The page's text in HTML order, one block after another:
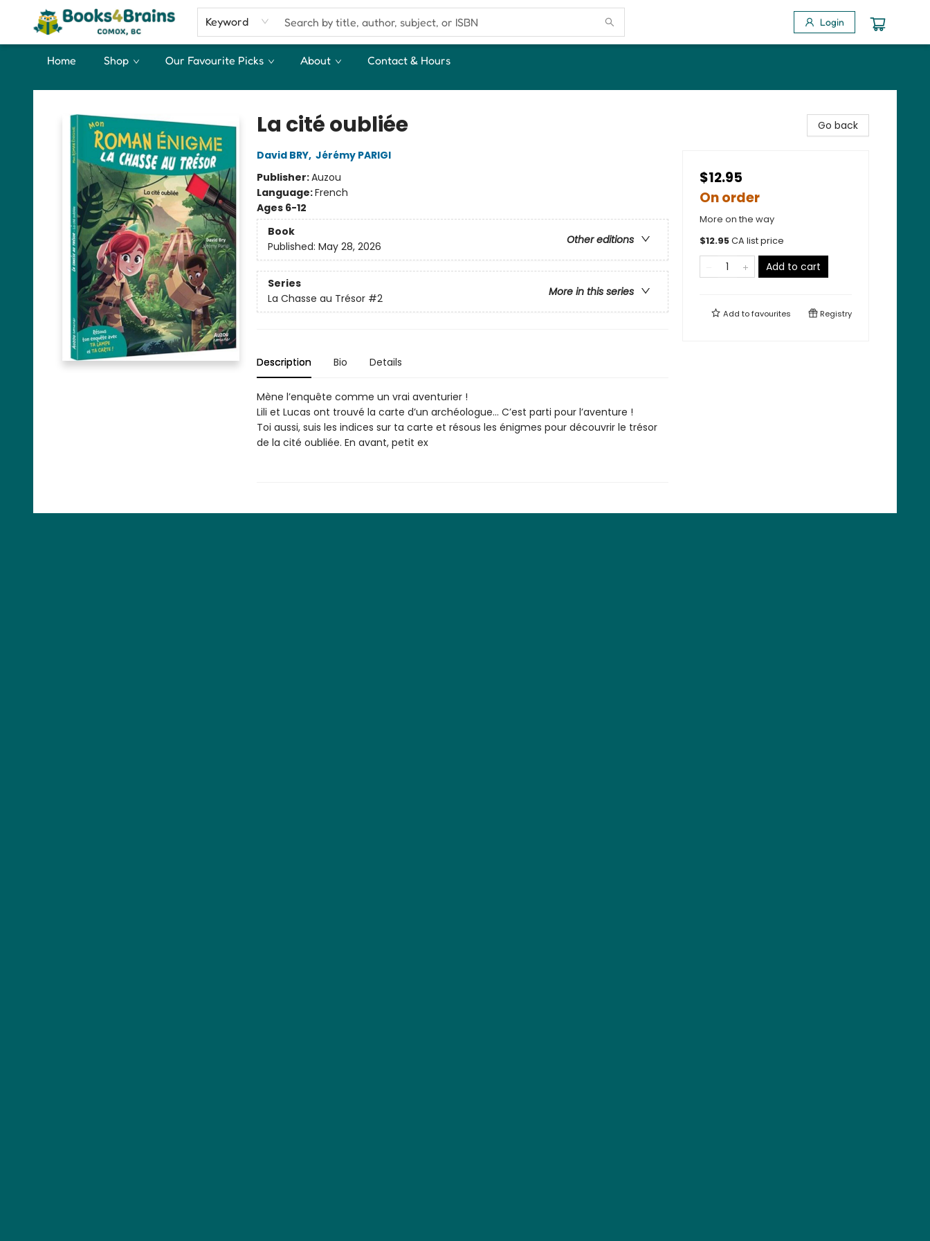
Keyword Login
Home Shop Our Favourite Picks About Contact & Hours
Books4Brains
La cité oubliée
David BRY, Jérémy PARIGI
Publisher:Auzou
Language:French
Ages 6-12
Book
Other editions
Published: May 28, 2026
Series
More in this series
La Chasse au Trésor #2
Description Bio Details
Mène l’enquête comme un vrai aventurier !
Lili et Lucas ont trouvé la carte d’un archéologue... C’est parti pour l’aventure !
Toi aussi, suis les indices sur ta carte et résous les énigmes pour découvrir le trésor
de la cité oubliée. En avant, petit ex
Go back
$12.95
On order
More on the way
$12.95CA list price
Add to cart
Add tofavourites Registry